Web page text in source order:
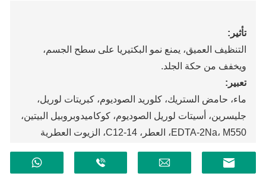
تأثير:
التنظيف العميق، يمنع نمو البكتيريا على سطح الجسم،
ويخفف من حكة الجلد.
تعبير:
ماء، حامض الستريك، كلوريد الصوديوم، كبريتات لوريل،
جليسرين، أسيتات لوريل الصوديوم، كوكاميدوبروبيل البيتين،
EDTA-2Na، M550، العطر، C12-14، الزيوت العطرية
مدة الصلاحية:
سنين